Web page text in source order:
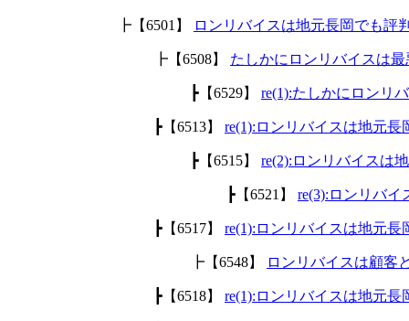
┣【6501】 ロンリバイスは地元長岡でも評
┣【6508】 たしかにロンリバイスは
┣【6529】 re(1):たしかにロンリ
┣【6513】 re(1):ロンリバイスは地元
┣【6515】 re(2):ロンリバイスは
┣【6521】 re(3):ロンリバ
┣【6517】 re(1):ロンリバイスは地元
┣【6548】 ロンリバイスは顧客
┣【6518】 re(1):ロンリバイスは地元